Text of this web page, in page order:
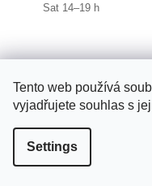
Tento web používá
vyjadřujete souhlas s
Settings
Sat 14–19 h
Edit cookie settings